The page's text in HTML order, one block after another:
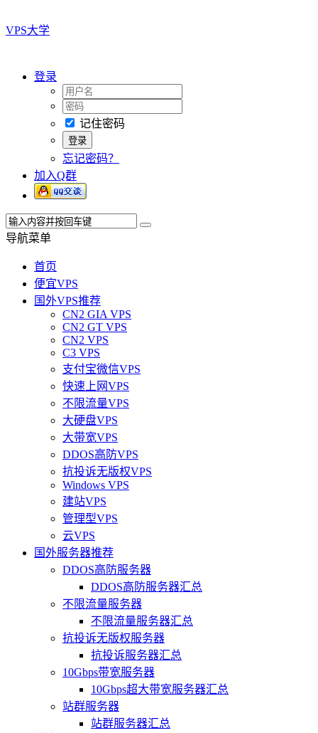
VPS大学
登录
记住密码
忘记密码？
加入Q群
导航菜单
首页
便宜VPS
国外VPS推荐
CN2 GIA VPS
CN2 GT VPS
CN2 VPS
C3 VPS
支付宝微信VPS
快速上网VPS
不限流量VPS
大硬盘VPS
大带宽VPS
DDOS高防VPS
抗投诉无版权VPS
Windows VPS
建站VPS
管理型VPS
云VPS
国外服务器推荐
DDOS高防服务器
DDOS高防服务器汇总
不限流量服务器
不限流量服务器汇总
抗投诉无版权服务器
抗投诉服务器汇总
10Gbps带宽服务器
10Gbps超大带宽服务器汇总
站群服务器
站群服务器汇总